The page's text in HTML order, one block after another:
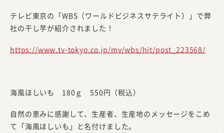
テレビ東京の「WBS（ワールドビジネスサテライト）」で弊
社の干し芋が紹介されました！
https://www.tv-tokyo.co.jp/mv/wbs/hit/post_223568/
海風ほしいも 180ｇ 550円（税込）
自然の恵みに感謝して、生産者、生産地のメッセージをこめ
て「海風ほしいも」と名付けました。